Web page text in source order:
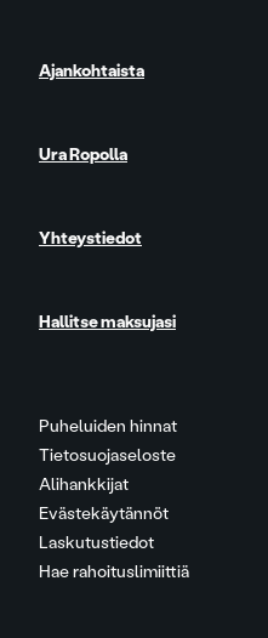
Puheluiden hinnat
Tietosuojaseloste
Alihankkijat
Evästekäytännöt
Laskutustiedot
Hae rahoituslimiittiä
Ajankohtaista
Ura Ropolla
Yhteystiedot
Hallitse maksujasi